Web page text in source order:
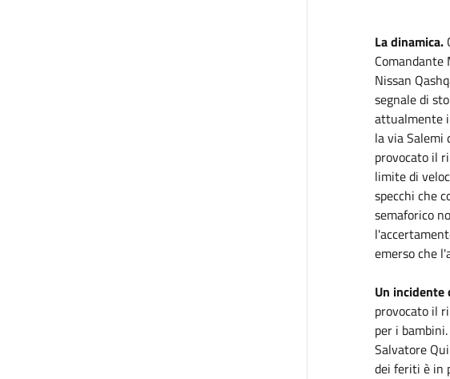
La dinamica.
Comandante
Nissan
segnale di
attualmente
la via
provocato il
limite di
specchi che
semaforico
emerso che
Un incidente
provocato il
per i
Salvatore
dei feriti è in